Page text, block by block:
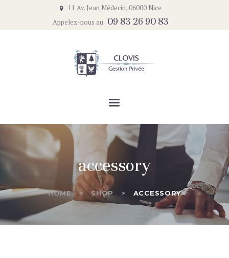
11 Av. Jean Médecin, 06000 Nice
Appelez-nous au 09 83 26 90 83
accessory
HOME SHOP ACCESSORY
Un service complet et de qualité
ACCUEIL
LE CABINET
NOTRE ACTUALITÉ